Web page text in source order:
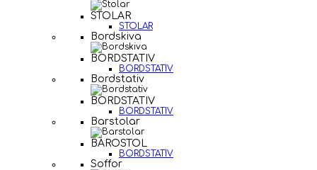
STOLAR
STOLAR
Bordskiva
BORDSTATIV
BORDSTATIV
Bordstativ
BORDSTATIV
BORDSTATIV
Barstolar
BAROSTOL
BORDSTATIV
Soffor